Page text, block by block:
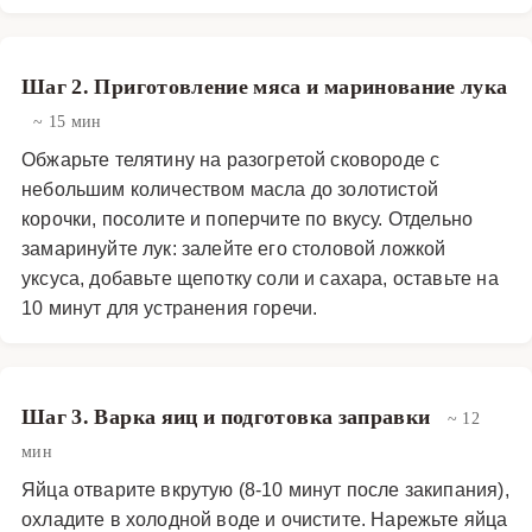
порционно, выкладывая горкой. Идеальным
дополнением к этому салату станет хрустящий белый
хлеб или тосты с чесноком. Этот рецепт имеет
венгерские корни, где сочетание мяса и паприки
является классическим. Однако современная версия
салата адаптирована под российские вкусовые
предпочтения, что делает его универсальным и
любимым блюдом во многих семьях.
Шаг 2. Приготовление мяса и маринование лука
~ 15 мин
Обжарьте телятину на разогретой сковороде с
небольшим количеством масла до золотистой
корочки, посолите и поперчите по вкусу. Отдельно
замаринуйте лук: залейте его столовой ложкой
уксуса, добавьте щепотку соли и сахара, оставьте на
10 минут для устранения горечи.
Шаг 3. Варка яиц и подготовка заправки
~ 12
мин
Яйца отварите вкрутую (8-10 минут после закипания),
охладите в холодной воде и очистите. Нарежьте яйца